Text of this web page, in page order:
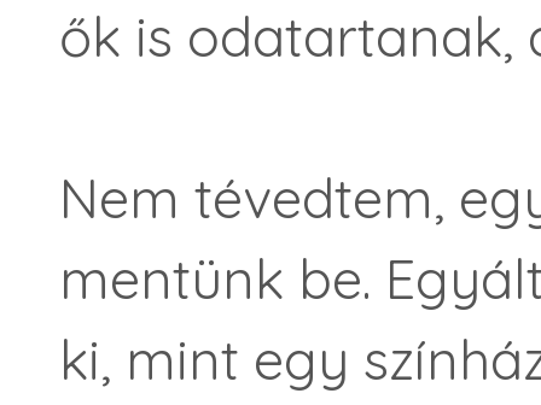
ők is odatartanak,
Nem tévedtem,
mentünk be.
ki, mint egy